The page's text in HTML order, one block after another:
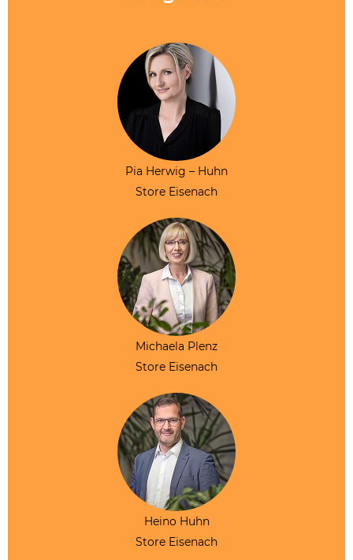
Pia Herwig – Huhn
Store Eisenach
Michaela Plenz
Store Eisenach
Heino Huhn
Store Eisenach